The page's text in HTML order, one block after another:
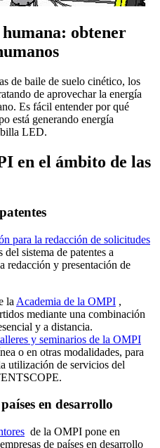
obtener
de baile de suelo cinético, los
de aprovechar la energía
Es fácil entender por qué
está generando energía
LED.
en el ámbito de las
para la redacción de solicitudes
del sistema de patentes a
redacción y presentación de
la Academia de la OMPI ,
mediante una combinación
y a distancia.
y seminarios de la OMPI
o en otras modalidades, para
utilización de servicios del
en desarrollo
de la OMPI pone en
de países en desarrollo